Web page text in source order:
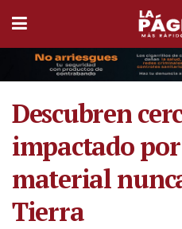
Descubren
impactado
material
Tierra